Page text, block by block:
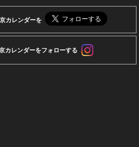
カレンダーを
カレンダーをフォローする